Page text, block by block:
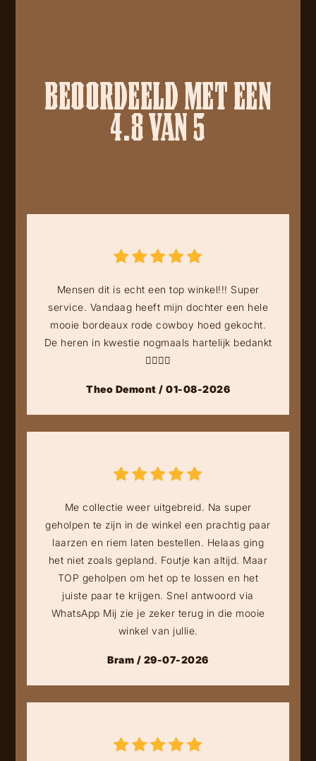
BEOORDEELD MET EEN
4.8 VAN 5
Mensen dit is echt een top winkel!!! Super
service. Vandaag heeft mijn dochter een hele
mooie bordeaux rode cowboy hoed gekocht.
De heren in kwestie nogmaals hartelijk bedankt
👍🏻👍🏻
Theo Demont / 01-08-2026
Me collectie weer uitgebreid. Na super
geholpen te zijn in de winkel een prachtig paar
laarzen en riem laten bestellen. Helaas ging
het niet zoals gepland. Foutje kan altijd. Maar
TOP geholpen om het op te lossen en het
juiste paar te krijgen. Snel antwoord via
WhatsApp Mij zie je zeker terug in die mooie
winkel van jullie.
Bram / 29-07-2026